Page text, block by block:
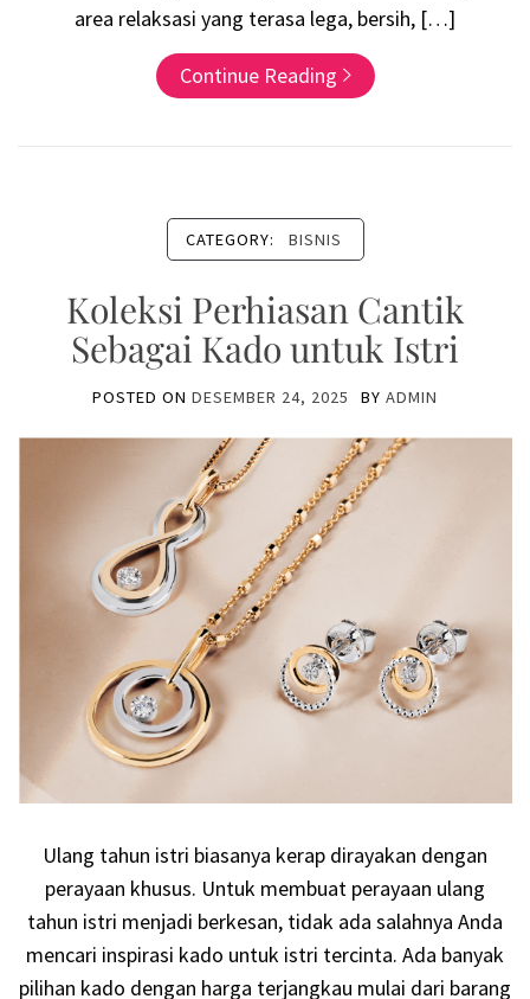
area relaksasi yang terasa lega, bersih, […]
Continue Reading
CATEGORY: BISNIS
Koleksi Perhiasan Cantik
Sebagai Kado untuk Istri
POSTED ON DESEMBER 24, 2025 BY ADMIN
Ulang tahun istri biasanya kerap dirayakan dengan
perayaan khusus. Untuk membuat perayaan ulang
tahun istri menjadi berkesan, tidak ada salahnya Anda
mencari inspirasi kado untuk istri tercinta. Ada banyak
pilihan kado dengan harga terjangkau mulai dari barang